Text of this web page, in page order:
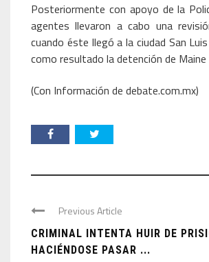
Posteriormente con apoyo de la
agentes llevaron a cabo una
cuando éste llegó a la ciudad San
como resultado la detención de Maine
(Con Información de debate.com.mx)
Previous Article
CRIMINAL INTENTA HUIR DE
HACIÉNDOSE PASAR ...